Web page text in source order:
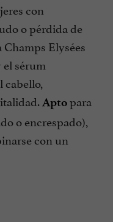
con
o pérdida de
Elysées
sérum
cabello,
Aptopara
o encrespado),
con un